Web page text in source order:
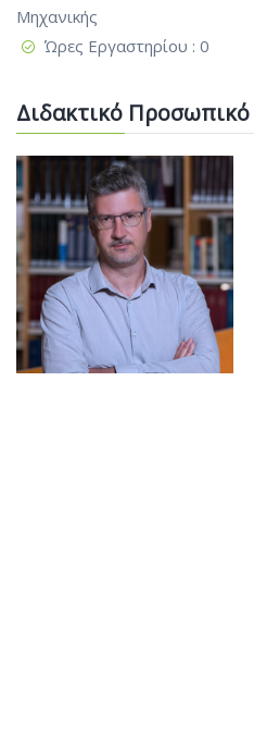
Μηχανικής
Ώρες Εργαστηρίου : 0
Διδακτικό Προσωπικό